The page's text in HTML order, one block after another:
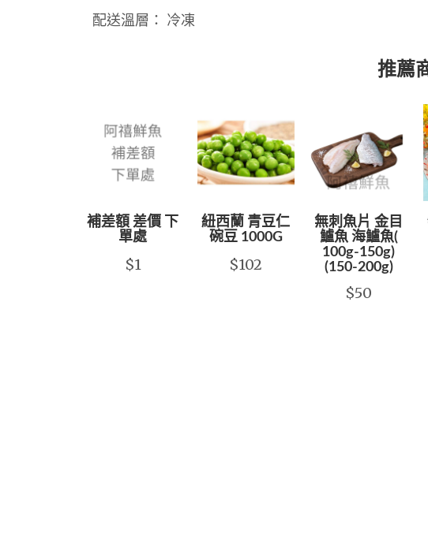
配送溫層： 冷凍
推薦
補差額 差價 下
單處
$1
紐西蘭 青豆仁
碗豆 1000G
$102
無刺魚片 金目
鱸魚 海鱸魚(
100g-150g)
(150-200g)
$50